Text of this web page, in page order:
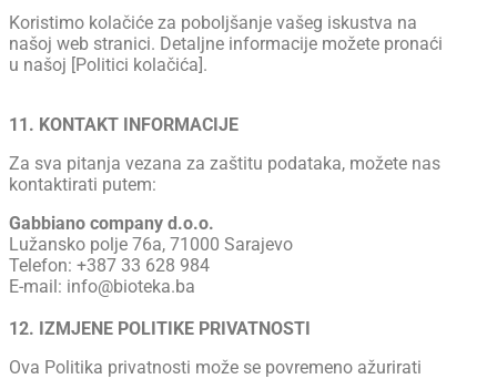
Koristimo kolačiće za poboljšanje vašeg iskustva na
našoj web stranici. Detaljne informacije možete pronaći
u našoj [Politici kolačića].
11. KONTAKT INFORMACIJE
Za sva pitanja vezana za zaštitu podataka, možete nas
kontaktirati putem:
Gabbiano company d.o.o.
Lužansko polje 76a, 71000 Sarajevo
Telefon: +387 33 628 984
E-mail: info@bioteka.ba
12. IZMJENE POLITIKE PRIVATNOSTI
Ova Politika privatnosti može se povremeno ažurirati